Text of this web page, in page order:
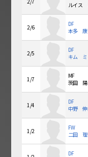
ルイス
2/6
DF
本多 康
2/5
DF
キム ミ
1/7
MF
茨田 陽
1/4
DF
中野 伸
1/2
FW
二田 理
DF